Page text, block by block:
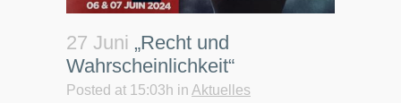
27 Juni „Recht und
Wahrscheinlichkeit“
Posted at 15:03h in Aktuelles